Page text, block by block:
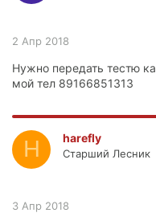
2 Апр 2018
Нужно передать тестю
мой тел 89166851313
H harefly
Старший Лесник
3 Апр 2018